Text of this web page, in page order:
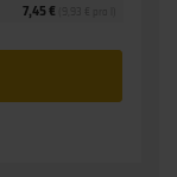
7,45 €